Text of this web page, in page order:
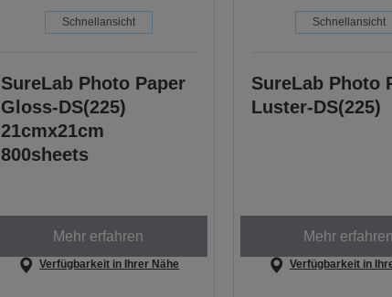
Schnellansicht
SureLab Photo Paper
Gloss-DS(225)
21cmx21cm
800sheets
Mehr erfahren
Verfügbarkeit in Ihrer Nähe
Schnellansicht
SureLab Photo
Luster-DS(225)
Mehr erfahren
Verfügbarkeit in